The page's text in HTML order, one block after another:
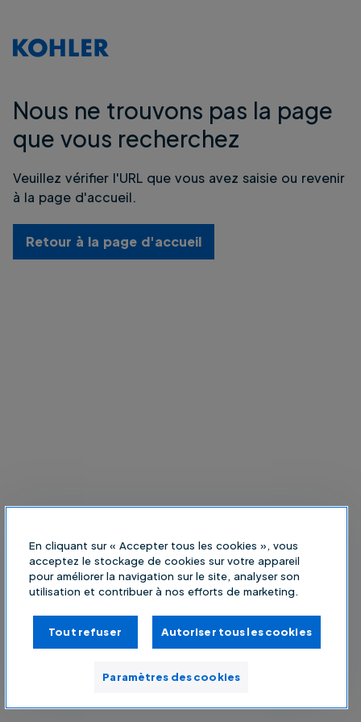
Nous ne trouvons pas la page
que vous recherchez
Veuillez vérifier l'URL que vous avez saisie ou revenir
à la page d'accueil.
Retour à la page d'accueil
En cliquant sur « Accepter tous les cookies », vous
acceptez le stockage de cookies sur votre appareil
pour améliorer la navigation sur le site, analyser son
utilisation et contribuer à nos efforts de marketing.
Tout refuser Autoriser tous les cookies
Paramètres des cookies